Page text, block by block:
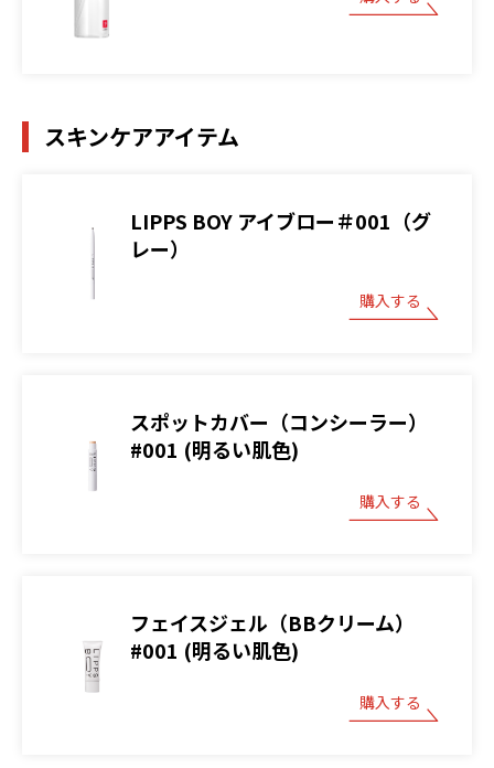
スキンケアアイテム
LIPPS BOY アイブロー＃001（グ
レー）
購入する
スポットカバー（コンシーラー）
#001 (明るい肌色)
購入する
フェイスジェル（BBクリーム）
#001 (明るい肌色)
購入する